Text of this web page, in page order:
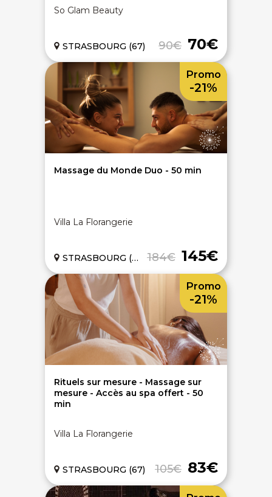
So Glam Beauty
90€ 70€
STRASBOURG (67)
Massage du Monde Duo - 50 min
Villa La Florangerie
184€ 145€
STRASBOURG (67)
Promo
-21%
Rituels sur mesure - Massage sur
mesure - Accès au spa offert - 50
min
Villa La Florangerie
105€ 83€
STRASBOURG (67)
Promo
-21%
On vous aide - FAQ
Bons plans massages
Chèques cadeaux bien-être
Dernières minutes spa
Évènements bien-être
Articles bien-être
Top recherches
Carte interactive
Spa privatif
Hammam
Massage modelage
Massage relaxant
Massage couple Duo
Massage future maman
Toutes nos disciplines
À PROPOS
Qui sommes-nous